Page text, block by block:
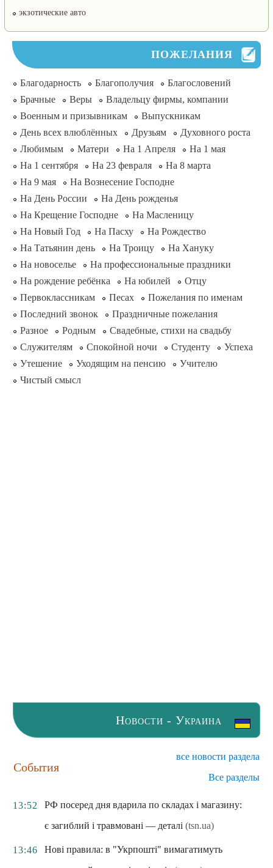
экзотические авто
ПОЖЕЛАНИЯ
Благодарность Благополучия
Благословений
Брачные
Веры
Владельцу фирмы, компании
Военным и призывникам
Выпускникам
День всех влюблённых
Друзьям
Духовного роста
Любимым
Матери На 1 Апреля
На 1 мая
На 1 сентября
На 23 февраля
На 8 марта
На 9 мая
На Вознесение Господне
На День России
На День рожденья
На Крещение Господне
На Масленицу
На Новый Год
На Пасху
На Рождество
На Татьянин день
На Троицу
На Хануку
На новоселье
На профессиональные праздники
На рождение ребёнка
На юбилей
Отцу
Первоклассникам
Песах
Пожелания по именам
Последний звонок
Праздничные пожелания
Разное
Родным
Свадебные, стихи на свадьбу
Служителям
Спокойной ночи Студенту
Успеха
Утешение
Уходящим на пенсию
Учителю
Чистый смысл
Новости - Украина
События
все новости раздела
Все разделы
13:52
РФ посеред дня вдарила по складах і магазину:
є загиблий і травмовані — деталі (tsn.ua)
13:46
Нові правила: в "Укрпошті" вимагатимуть